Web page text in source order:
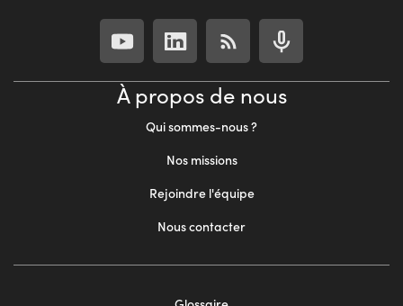
À propos de nous
Qui sommes-nous ?
Nos missions
Rejoindre l'équipe
Nous contacter